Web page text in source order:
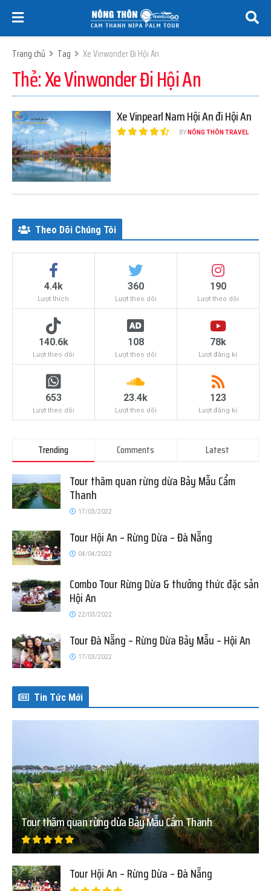
Trang chủ Tag Xe Vinwonder Đi Hội An
Thẻ:Xe Vinwonder Đi Hội An
Xe Vinpearl Nam Hội An đi Hội An
BY NÔNG THÔN TRAVEL
Theo Dõi Chúng Tôi
4.4k
Lượt thích
360
Lượt theo dõi
190
Lượt theo dõi
140.6k
Lượt theo dõi
108
Lượt theo dõi
78k
Lượt đăng kí
653
Lượt theo dõi
23.4k
Lượt theo dõi
123
Lượt đăng kí
Trending Comments Latest
Tour thăm quan rừng dừa Bảy Mẫu Cẩm
Thanh
17/03/2022
Tour Hội An – Rừng Dừa – Đà Nẵng
04/04/2022
Combo Tour Rừng Dừa & thưởng thức đặc sản
Hội An
22/03/2022
Tour Đà Nẵng – Rừng Dừa Bảy Mẫu – Hội An
17/03/2022
Tin Tức Mới
Tour thăm quan rừng dừa Bảy Mẫu Cẩm Thanh
Tour Hội An – Rừng Dừa – Đà Nẵng